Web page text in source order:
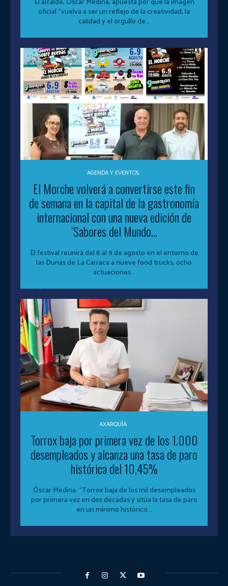
oficial “vuelva a ser un reflejo de la creatividad, la
calidad y el orgullo de...
AGENDA Y EVENTOS
El Morche volverá a convertirse este fin
de semana en la capital de la gastronomía
internacional con una nueva edición de
‘Sabores del Mundo...
El festival reunirá del 6 al 9 de agosto en el entorno de
las Dunas de La Carraca a nueve food trucks, ocho
actuaciones...
AXARQUÍA
Torrox baja por primera vez de los 1.000
desempleados y alcanza una tasa de paro
histórica del 10,45%
Óscar Medina: “Torrox baja de los mil desempleados
por primera vez en dos décadas y sitúa la tasa de paro
en un mínimo histórico...